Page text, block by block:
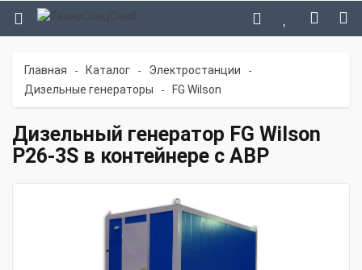
Главная - Каталог - Электростанции -
Дизельные генераторы - FG Wilson
Дизельный генератор FG Wilson
P26-3S в контейнере с АВР